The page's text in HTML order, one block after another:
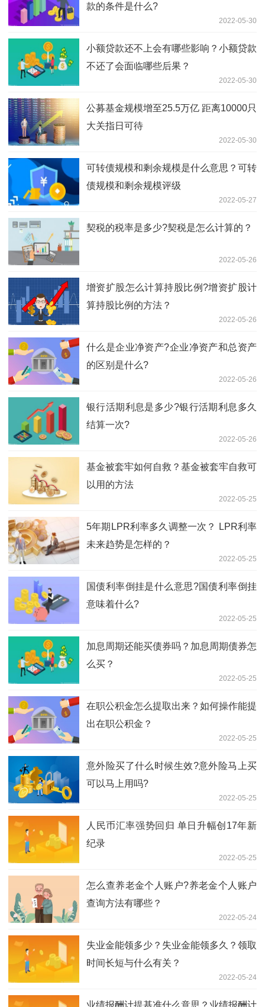
款的条件是什么?
2022-05-30
小额贷款还不上会有哪些影响？小额贷款
不还了会面临哪些后果？
2022-05-30
公募基金规模增至25.5万亿 距离10000只
大关指日可待
2022-05-30
可转债规模和剩余规模是什么意思？可转
债规模和剩余规模评级
2022-05-27
契税的税率是多少?契税是怎么计算的？
2022-05-26
增资扩股怎么计算持股比例?增资扩股计
算持股比例的方法？
2022-05-26
什么是企业净资产?企业净资产和总资产
的区别是什么?
2022-05-26
银行活期利息是多少?银行活期利息多久
结算一次?
2022-05-26
基金被套牢如何自救？基金被套牢自救可
以用的方法
2022-05-25
5年期LPR利率多久调整一次？ LPR利率
未来趋势是怎样的？
2022-05-25
国债利率倒挂是什么意思?国债利率倒挂
意味着什么?
2022-05-25
加息周期还能买债券吗？加息周期债券怎
么买？
2022-05-25
在职公积金怎么提取出来？如何操作能提
出在职公积金？
2022-05-25
意外险买了什么时候生效?意外险马上买
可以马上用吗?
2022-05-25
人民币汇率强势回归 单日升幅创17年新
纪录
2022-05-25
怎么查养老金个人账户?养老金个人账户
查询方法有哪些？
2022-05-24
失业金能领多少？失业金能领多久？领取
时间长短与什么有关？
2022-05-24
业绩报酬计提基准什么意思？业绩报酬计